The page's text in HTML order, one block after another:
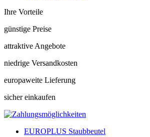
Ihre Vorteile
günstige Preise
attraktive Angebote
niedrige Versandkosten
europaweite Lieferung
sicher einkaufen
EUROPLUS Staubbeutel